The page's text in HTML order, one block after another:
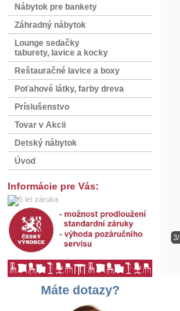
Nábytok pre bankety
Záhradný nábytok
Lounge sedačky
taburety, lavice a kocky
Reštauračné lavice a boxy
Poťahové látky, farby dreva
Príslušenstvo
Tovar v Akcii
Detský nábytok
Úvod
Informácie pre Vás:
Máte dotazy?